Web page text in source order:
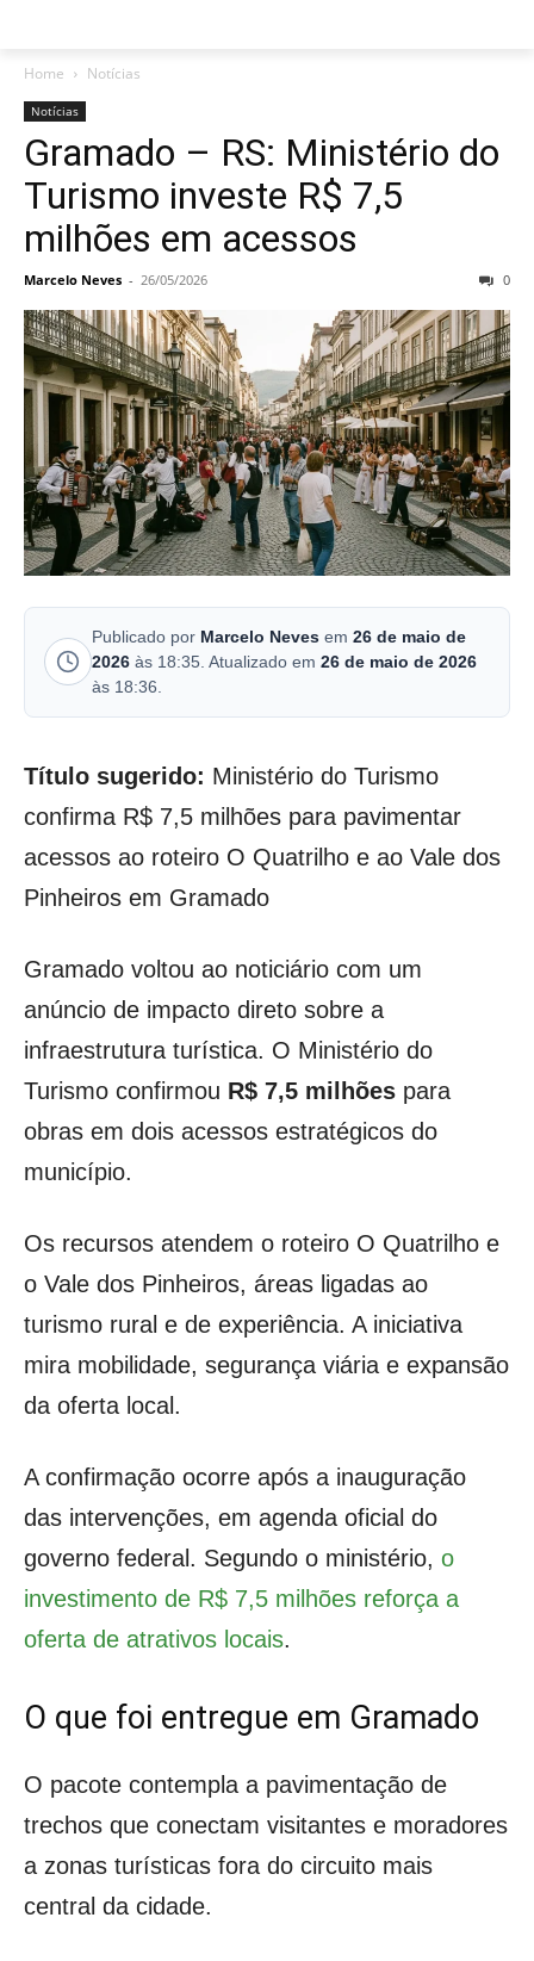
Home Notícias
Notícias
Gramado – RS: Ministério do
Turismo investe R$ 7,5
milhões em acessos
Marcelo Neves - 26/05/2026 0
Publicado por Marcelo Neves em 26 de maio de
2026 às 18:35. Atualizado em 26 de maio de 2026
às 18:36.
Título sugerido: Ministério do Turismo
confirma R$ 7,5 milhões para pavimentar
acessos ao roteiro O Quatrilho e ao Vale dos
Pinheiros em Gramado
Gramado voltou ao noticiário com um
anúncio de impacto direto sobre a
infraestrutura turística. O Ministério do
Turismo confirmou R$ 7,5 milhões para
obras em dois acessos estratégicos do
município.
Os recursos atendem o roteiro O Quatrilho e
o Vale dos Pinheiros, áreas ligadas ao
turismo rural e de experiência. A iniciativa
mira mobilidade, segurança viária e expansão
da oferta local.
A confirmação ocorre após a inauguração
das intervenções, em agenda oficial do
governo federal. Segundo o ministério, o
investimento de R$ 7,5 milhões reforça a
oferta de atrativos locais.
O que foi entregue em Gramado
O pacote contempla a pavimentação de
trechos que conectam visitantes e moradores
a zonas turísticas fora do circuito mais
central da cidade.